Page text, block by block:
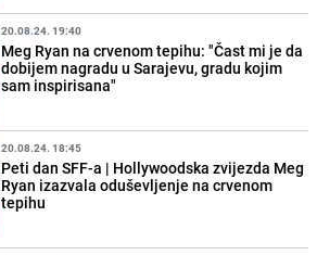
20.08.24. 19:40
Meg Ryan na crvenom tepihu: "Čast mi je da
dobijem nagradu u Sarajevu, gradu kojim
sam inspirisana"
20.08.24. 18:45
Peti dan SFF-a | Hollywoodska zvijezda Meg
Ryan izazvala oduševljenje na crvenom
tepihu